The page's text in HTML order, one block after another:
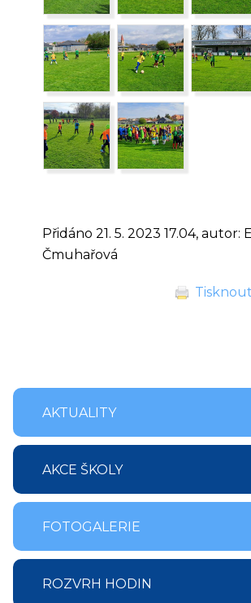
Přidáno 21. 5. 2023 17.04, autor:
Čmuhařová
Tisknout
AKTUALITY
AKCE ŠKOLY
FOTOGALERIE
ROZVRH HODIN